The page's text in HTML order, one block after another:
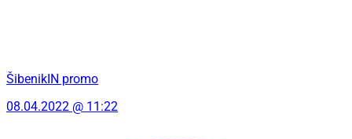
ŠibenikIN promo
08.04.2022 @ 11:22